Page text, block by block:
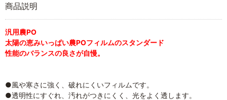
商品説明
汎用農PO
太陽の恵みいっぱい農POフィルムのスタンダード
性能のバランスの良さが自慢。
●風や寒さに強く、破れにくいフィルムです。
●透明性にすぐれ、汚れがつきにくく、光をよく透します。